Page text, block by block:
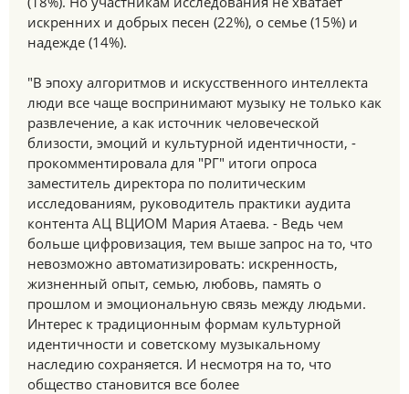
искренних и добрых песен (22%), о семье (15%) и
надежде (14%).
"В эпоху алгоритмов и искусственного интеллекта
люди все чаще воспринимают музыку не только как
развлечение, а как источник человеческой
близости, эмоций и культурной идентичности, -
прокомментировала для "РГ" итоги опроса
заместитель директора по политическим
исследованиям, руководитель практики аудита
контента АЦ ВЦИОМ Мария Атаева. - Ведь чем
больше цифровизация, тем выше запрос на то, что
невозможно автоматизировать: искренность,
жизненный опыт, семью, любовь, память о
прошлом и эмоциональную связь между людьми.
Интерес к традиционным формам культурной
идентичности и советскому музыкальному
наследию сохраняется. И несмотря на то, что
общество становится все более